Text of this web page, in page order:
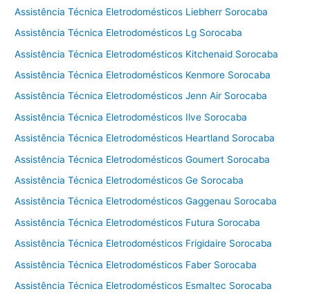
Assistência Técnica Eletrodomésticos Liebherr Sorocaba
Assistência Técnica Eletrodomésticos Lg Sorocaba
Assistência Técnica Eletrodomésticos Kitchenaid Sorocaba
Assistência Técnica Eletrodomésticos Kenmore Sorocaba
Assistência Técnica Eletrodomésticos Jenn Air Sorocaba
Assistência Técnica Eletrodomésticos Ilve Sorocaba
Assistência Técnica Eletrodomésticos Heartland Sorocaba
Assistência Técnica Eletrodomésticos Goumert Sorocaba
Assistência Técnica Eletrodomésticos Ge Sorocaba
Assistência Técnica Eletrodomésticos Gaggenau Sorocaba
Assistência Técnica Eletrodomésticos Futura Sorocaba
Assistência Técnica Eletrodomésticos Frigidaire Sorocaba
Assistência Técnica Eletrodomésticos Faber Sorocaba
Assistência Técnica Eletrodomésticos Esmaltec Sorocaba